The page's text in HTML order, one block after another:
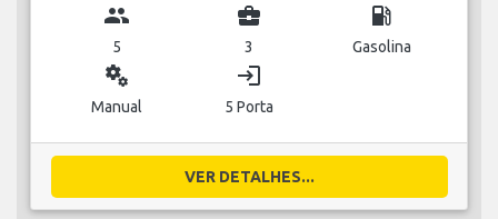
group
5
business_center
3
local_gas_station
Gasolina
miscellaneous_services
Manual
login
5 Porta
VER DETALHES...